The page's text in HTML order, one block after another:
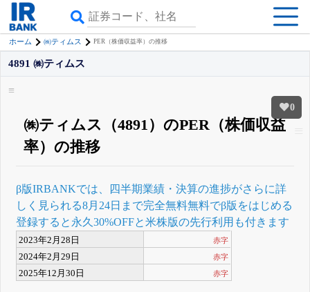
ホーム ㈱ティムス PER（株価収益率）の推移
0
4891 ㈱ティムス
㈱ティムス（4891）のPER（株価収益
率）の推移
β版IRBANKでは、 四半期業績・決算の進捗がさらに詳
しく見られる8月24日まで完全無料無料でβ版をはじめる
登録すると永久30%OFFと米株版の先行利用も付きます
2023年2月28日 赤字
2024年2月29日 赤字
2025年12月30日 赤字